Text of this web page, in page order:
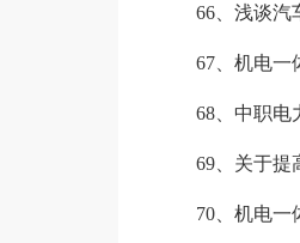
66、浅谈汽
67、机电一体
68、中职电力
69、关于提高
70、机电一体